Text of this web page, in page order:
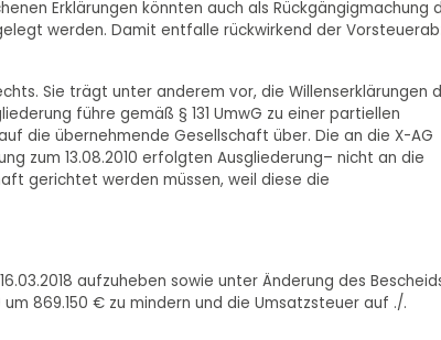
Erklärungen könnten auch als Rückgängigmachung
werden. Damit entfalle rückwirkend der
Sie trägt unter anderem vor, die Willenserklärungen
führe gemäß § 131 UmwG zu einer partiellen
die übernehmende Gesellschaft über. Die an die X-AG
zum 13.08.2010 erfolgten Ausgliederung– nicht an die
gerichtet werden müssen, weil diese die
aufzuheben sowie unter Änderung des
869.150 € zu mindern und die Umsatzsteuer auf ./.